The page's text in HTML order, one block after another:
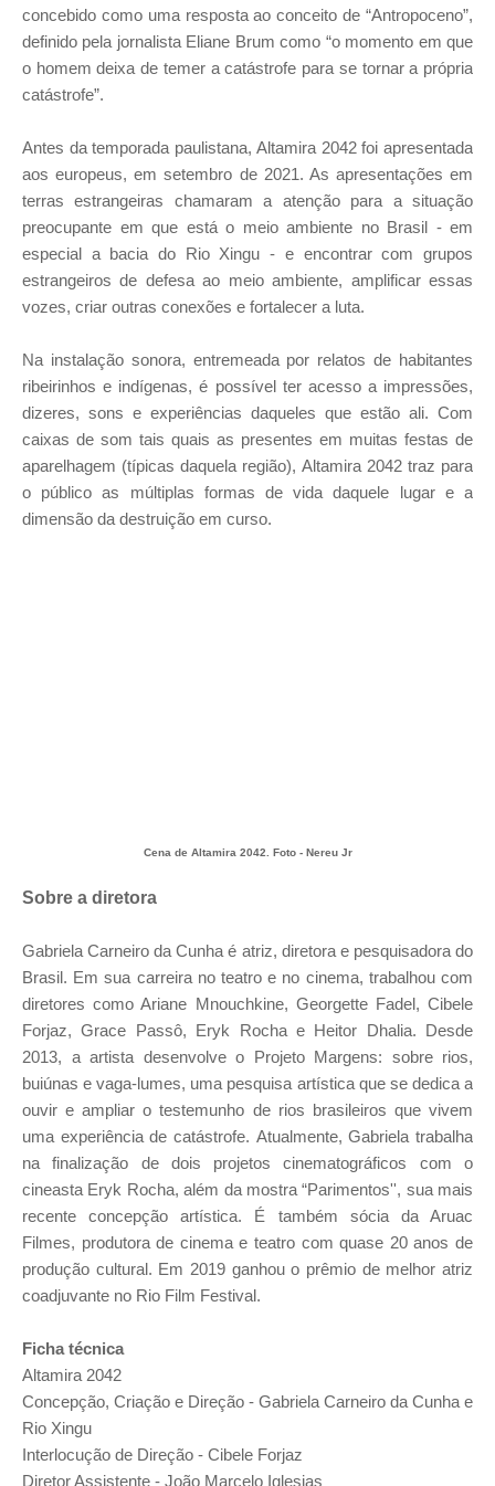
concebido como uma resposta ao conceito de “Antropoceno”,
definido pela jornalista Eliane Brum como “o momento em que
o homem deixa de temer a catástrofe para se tornar a própria
catástrofe”.
Antes da temporada paulistana, Altamira 2042 foi apresentada
aos europeus, em setembro de 2021. As apresentações em
terras estrangeiras chamaram a atenção para a situação
preocupante em que está o meio ambiente no Brasil - em
especial a bacia do Rio Xingu - e encontrar com grupos
estrangeiros de defesa ao meio ambiente, amplificar essas
vozes, criar outras conexões e fortalecer a luta.
Na instalação sonora, entremeada por relatos de habitantes
ribeirinhos e indígenas, é possível ter acesso a impressões,
dizeres, sons e experiências daqueles que estão ali. Com
caixas de som tais quais as presentes em muitas festas de
aparelhagem (típicas daquela região), Altamira 2042 traz para
o público as múltiplas formas de vida daquele lugar e a
dimensão da destruição em curso.
Cena de Altamira 2042. Foto - Nereu Jr
Sobre a diretora
Gabriela Carneiro da Cunha é atriz, diretora e pesquisadora do
Brasil. Em sua carreira no teatro e no cinema, trabalhou com
diretores como Ariane Mnouchkine, Georgette Fadel, Cibele
Forjaz, Grace Passô, Eryk Rocha e Heitor Dhalia. Desde
2013, a artista desenvolve o Projeto Margens: sobre rios,
buiúnas e vaga-lumes, uma pesquisa artística que se dedica a
ouvir e ampliar o testemunho de rios brasileiros que vivem
uma experiência de catástrofe. Atualmente, Gabriela trabalha
na finalização de dois projetos cinematográficos com o
cineasta Eryk Rocha, além da mostra “Parimentos'', sua mais
recente concepção artística. É também sócia da Aruac
Filmes, produtora de cinema e teatro com quase 20 anos de
produção cultural. Em 2019 ganhou o prêmio de melhor atriz
coadjuvante no Rio Film Festival.
Ficha técnica
Altamira 2042
Concepção, Criação e Direção - Gabriela Carneiro da Cunha e
Rio Xingu
Interlocução de Direção - Cibele Forjaz
Diretor Assistente - João Marcelo Iglesias